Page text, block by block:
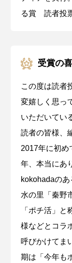
る賞 読者投
受賞の
この度は読者
変嬉しく思っ
いただいてい
読者の皆様、
2017年に初め
年、本当にあ
kokohadaの
水の里「秦野
「ポチ活」
様などとコラ
呼びかけてま
期は「今年も